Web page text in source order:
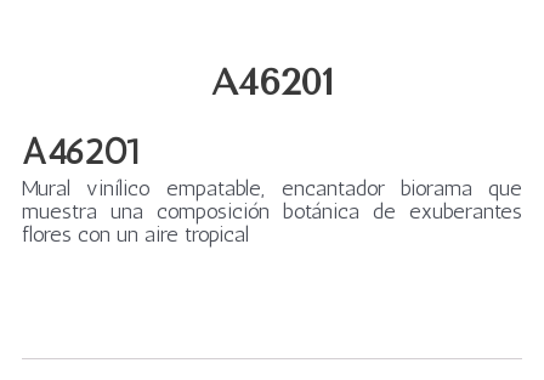
A46201
A46201
Mural vinílico empatable, encantador biorama que
muestra una composición botánica de exuberantes
flores con un aire tropical